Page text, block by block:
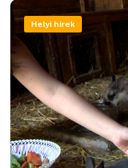
Helyi hírek